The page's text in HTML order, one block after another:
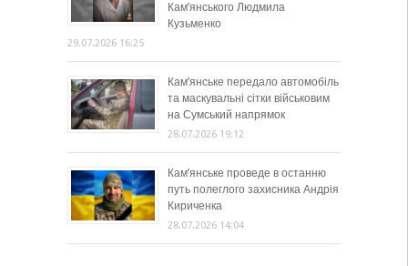
Кам’янського Людмила
Кузьменко
29.07.2026 16:25
Кам’янське передало автомобіль
та маскувальні сітки військовим
на Сумський напрямок
28.07.2026 19:12
Кам’янське проведе в останню
путь полеглого захисника Андрія
Кириченка
28.07.2026 14:04